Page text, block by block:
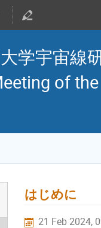
学宇宙線
of
はじめに
21 Feb 2024,